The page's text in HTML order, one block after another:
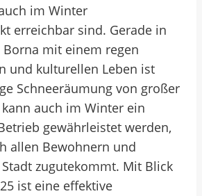
im Winter
erreichbar sind. Gerade in
mit einem regen
und kulturellen Leben ist
Schneeräumung von großer
auch im Winter ein
gewährleistet werden,
allen Bewohnern und
zugutekommt. Mit Blick
ist eine effektive